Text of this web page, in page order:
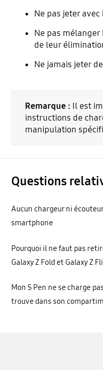
Ne pas jeter
Ne pas
de leur
Ne jamais jeter
Remarque : Il est
instructions de
manipulation
Questions
Aucun chargeur ni
smartphone
Pourquoi il ne faut pas
Galaxy Z Fold et Galaxy Z
Mon S Pen ne se charge
trouve dans son